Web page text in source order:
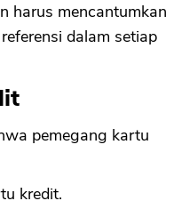
harus mencantumkan
dalam setiap
pemegang kartu
kredit.